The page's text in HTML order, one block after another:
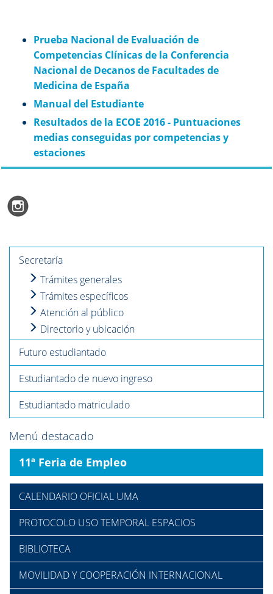
Prueba Nacional de Evaluación de
Competencias Clínicas de la Conferencia
Nacional de Decanos de Facultades de
Medicina de España
Manual del Estudiante
Resultados de la ECOE 2016 - Puntuaciones
medias conseguidas por competencias y
estaciones
Secretaría
Trámites generales
Trámites específicos
Atención al público
Directorio y ubicación
Futuro estudiantado
Estudiantado de nuevo ingreso
Estudiantado matriculado
Menú destacado
11ª Feria de Empleo
CALENDARIO OFICIAL UMA
PROTOCOLO USO TEMPORAL ESPACIOS
BIBLIOTECA
MOVILIDAD Y COOPERACIÓN INTERNACIONAL